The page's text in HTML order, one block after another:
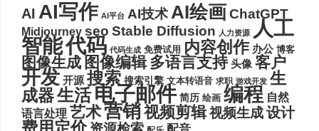
AI AI写作 AI平台 AI技术AI绘画ChatGPT
Midjourney seo Stable Diffusion 人力资源 人工
智能代码 代码生成 免费试用 内容创作 办公 博客
图像生成 图像编辑 多语言支持 头像 客户
开发 开源 搜索 搜索引擎 文本转语音 求职 游戏开发 生
成器生活电子邮件 简历 绘画 编程 自然
语言处理 艺术营销视频剪辑视频生成设计